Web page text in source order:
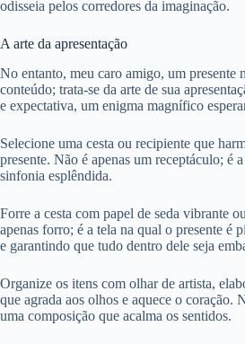
odisseia pelos corredores da imaginação.
A arte da apresentação
No entanto, meu caro amigo, um presente
conteúdo; trata-se da arte de sua
e expectativa, um enigma magnífico
Selecione uma cesta ou recipiente que
presente. Não é apenas um receptáculo; é
sinfonia esplêndida.
Forre a cesta com papel de seda vibrante
apenas forro; é a tela na qual o presente é
e garantindo que tudo dentro dele seja
Organize os itens com olhar de artista,
que agrada aos olhos e aquece o coração.
uma composição que acalma os sentidos.